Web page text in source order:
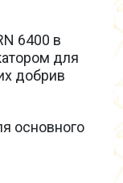
6400 в
для
добрив
основного